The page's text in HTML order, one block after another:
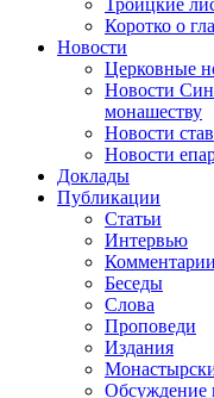
Троицкие
Коротко о
Новости
Церковные
Новости
монашеству
Новости
Новости
Доклады
Публикации
Статьи
Интервью
Комментарии
Беседы
Слова
Проповеди
Издания
Обсуждение